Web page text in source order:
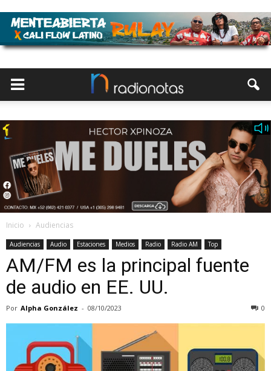
Inicio Audiencias
Audiencias Audio Estaciones Medios Radio Radio AM Top
AM/FM es la principal fuente
de audio en EE. UU.
Por Alpha González - 08/10/2023 0